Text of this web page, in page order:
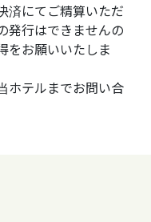
済にてご精算いただ
発行はできませんの
をお願いいたしま
ホテルまでお問い合